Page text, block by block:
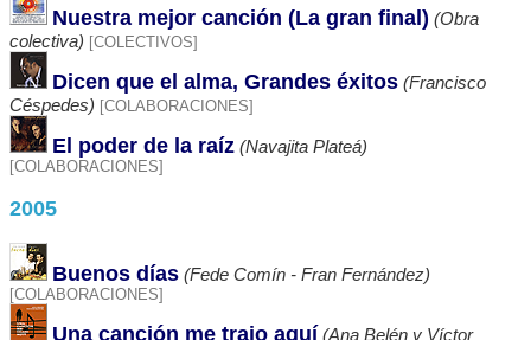
Nuestra mejor canción (La gran final) (Obra
colectiva)
[COLECTIVOS]
Dicen que el alma, Grandes éxitos (Francisco
Céspedes)
[COLABORACIONES]
El poder de la raíz (Navajita Plateá)
[COLABORACIONES]
2005
Buenos días (Fede Comín - Fran Fernández)
[COLABORACIONES]
Una canción me trajo aquí (Ana Belén y Víctor